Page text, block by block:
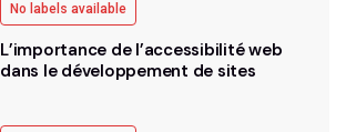
No labels available
L’importance de l’accessibilité web
dans le développement de sites